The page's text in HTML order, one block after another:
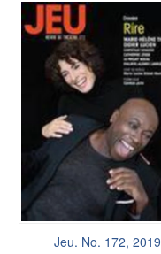
Jeu. No. 172, 2019